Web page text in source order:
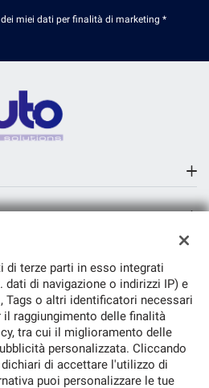
miei dati per finalità di marketing *
TORNA IN CIMA
di terze parti in esso integrati
di navigazione o indirizzi IP) e
Tags o altri identificatori necessari
raggiungimento delle finalità
tra cui il miglioramento delle
personalizzata. Cliccando
di accettare l'utilizzo di
puoi personalizzare le tue